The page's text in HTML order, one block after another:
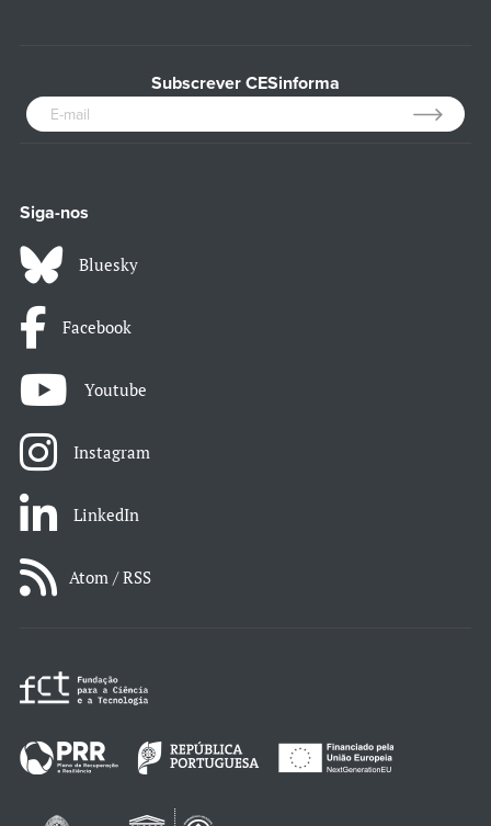
Subscrever CESinforma
Siga-nos
Bluesky
Facebook
Youtube
Instagram
LinkedIn
Atom / RSS